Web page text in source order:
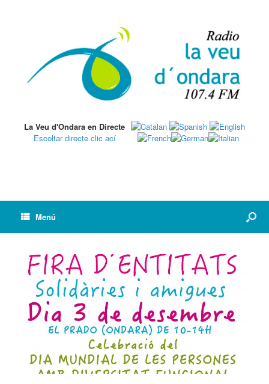
La Veu d'Ondara en Directe
Escoltar directe clic ací
Menú